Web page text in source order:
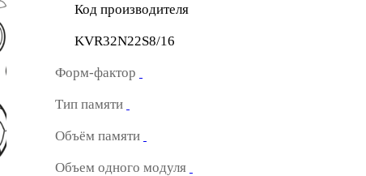
Код производителя
KVR32N22S8/16
Форм-фактор
Тип памяти
Объём памяти
Объем одного модуля